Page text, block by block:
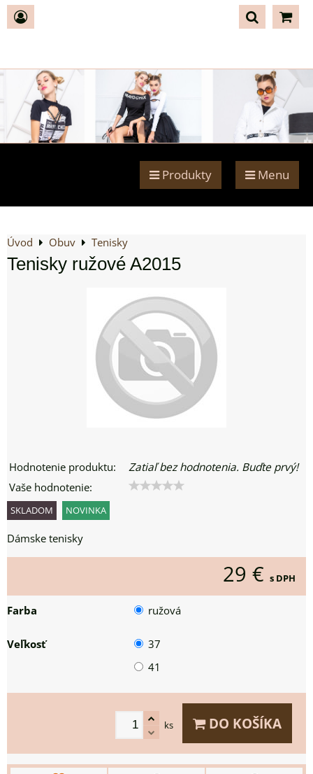
Produkty Menu
Úvod Obuv Tenisky
Tenisky ružové A2015
Hodnotenie produktu:
Zatiaľ bez hodnotenia. Buďte prvý!
Vaše hodnotenie:
SKLADOM NOVINKA
Dámske tenisky
29 € s DPH
Farba ružová
Veľkosť
37
41
ks DO KOŠÍKA